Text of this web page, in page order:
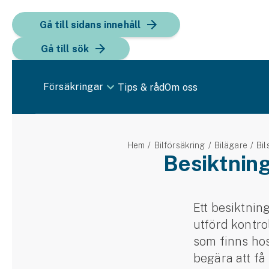
Gå till sidans innehåll
Gå till sök
Försäkringar Tips & rådOm oss
Hem Bilförsäkring Bilägare
Ett
utförd
som finns
begära att få